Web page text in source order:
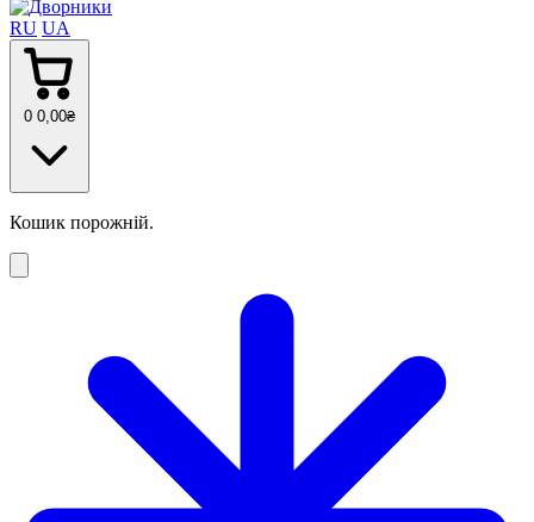
RU UA
0 0 ,00₴
Кошик порожній.